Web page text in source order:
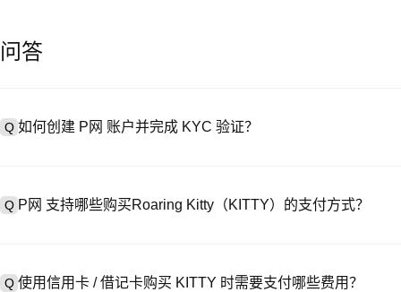
问答
Q 如何创建 P网 账户并完成 KYC 验证？
Q P网 支持哪些购买Roaring Kitty（KITTY）的支付方式？
易，提供定制报价。
Q 使用信用卡 / 借记卡购买 KITTY 时需要支付哪些费用？